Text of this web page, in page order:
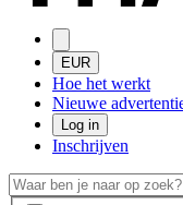
EUR
Hoe het werkt
Nieuwe
Log in
Inschrijven